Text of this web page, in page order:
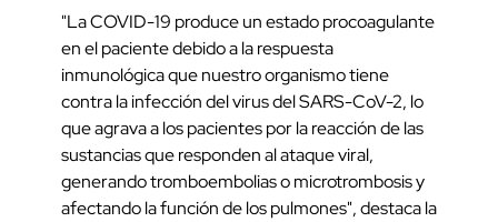
"La COVID-19 produce un estado procoagulante
en el paciente debido a la respuesta
inmunológica que nuestro organismo tiene
contra la infección del virus del SARS-CoV-2, lo
que agrava a los pacientes por la reacción de las
sustancias que responden al ataque viral,
generando tromboembolias o microtrombosis y
afectando la función de los pulmones", destaca la